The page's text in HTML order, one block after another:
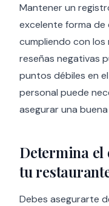
Mantener un
excelente forma
cumpliendo con los
reseñas negativas
puntos débiles en
personal puede
asegurar una
Determina el
tu
Debes asegurarte